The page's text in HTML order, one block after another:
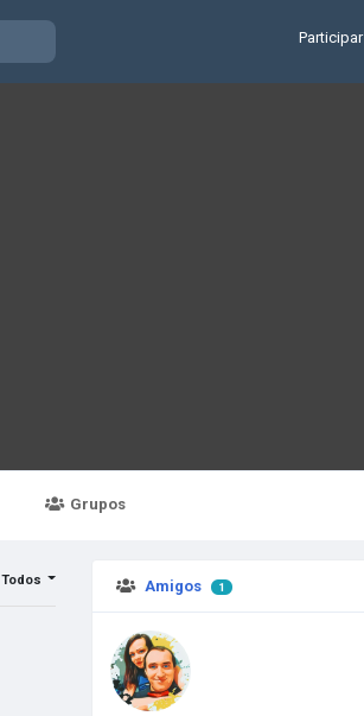
Participar
Grupos
Amigos 1
Todos